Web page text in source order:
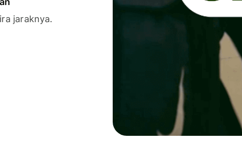
jaraknya.